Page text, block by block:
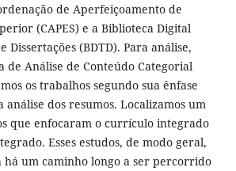
de Aperfeiçoamento de
(CAPES) e a Biblioteca Digital
Dissertações (BDTD). Para análise,
de Análise de Conteúdo Categorial
os trabalhos segundo sua ênfase
dos resumos. Localizamos um
que enfocaram o currículo integrado
Esses estudos, de modo geral,
há um caminho longo a ser percorrido